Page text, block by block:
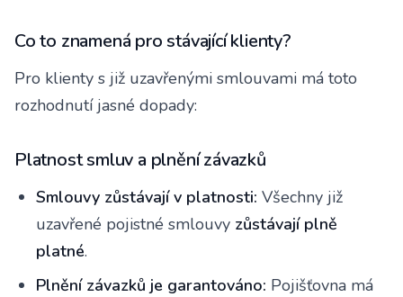
Co to znamená pro stávající klienty?
Pro klienty s již uzavřenými smlouvami má toto
rozhodnutí jasné dopady:
Platnost smluv a plnění závazků
Smlouvy zůstávají v platnosti: Všechny již
uzavřené pojistné smlouvy zůstávají plně
platné.
Plnění závazků je garantováno: Pojišťovna má